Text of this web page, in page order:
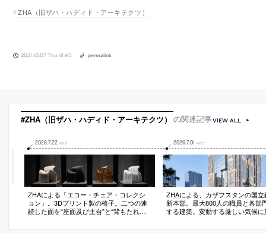
ZHA（旧ザハ・ハディド・アーキテクツ）
2021.10.07 Thu 18:45 permalink
#ZHA（旧ザハ・ハディド・アーキテクツ） の関連記事
2026.7.22 WED
ZHAによる「エコー・チェア・コレクシ
ョン」。3Dプリント製の椅子。二つの連
続した面を“座面及び土台”と“背もたれ及
学の境界を無くす。新たなエコシステム
2026.7.01 WED
ZHAによる、カザフスタンの国立
新本部。最大800人の職員と各部
する建築。変動する厳しい気候に
流れ・共用部などを集約する構成
VIEW ALL